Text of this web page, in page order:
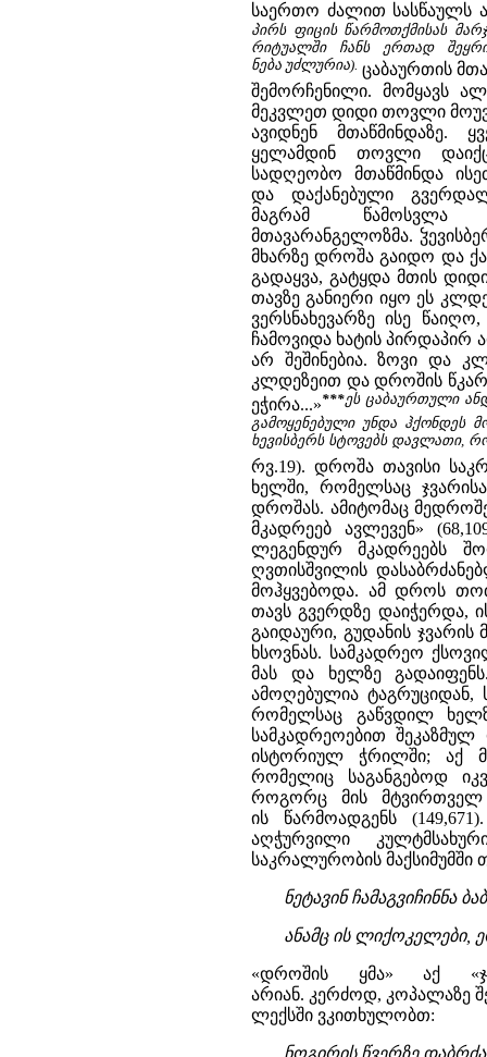
საერთო ძალით სასწაულს
პირს ფიცის წარმოთქმისას
რიტუალში ჩანს ერთად
ნება უძლურია). ცაბაურთის
შემორჩენილი. მომყავს
მეკვლეთ დიდი თოვლი
ავიდნენ მთაწმინდაზე.
ყელამდინ თოვლი
სადღეობო მთაწმინდა
და დაქანებული
მაგრამ
მთავარანგელოზმა.
მხარზე დროშა გაიდო და
გადაყვა, გატყდა მთის
თავზე განიერი იყო ეს
ვერსნახევარზე ისე
ჩამოვიდა ხატის პირდაპირ
არ შეშინებია. ზოვი და
კლდეზეით და დროშის
ეჭირა...»***ეს ცაბაურთული
გამოყენებული უნდა ჰქონდეს
ხევისბერს სტოვებს დავლათი,
რვ.19). დროშა თავისი
ხელში, რომელსაც
დროშას. ამიტომაც
მკადრეებ ავლევენ»
ლეგენდურ მკადრეებს
ღვთისშვილის
მოჰყვებოდა. ამ დროს
თავს გვერდზე დაიჭერდა,
გაიდაური, გუდანის
ხსოვნას. სამკადრეო
მას და ხელზე
ამოღებულია ტაგრუციდან,
რომელსაც გაწვდილ
სამკადრეოებით
ისტორიულ ჭრილში; აქ
რომელიც საგანგებოდ
როგორც მის მტვირთველ
ის წარმოადგენს
აღჭურვილი
საკრალურობის
ნეტავინ ჩამაგვიჩინნა
ანამც ის ლიქოკელები,
«დროშის ყმა» აქ
არიან. კერძოდ, კოპალაზე
ლექსში ვკითხულობთ: